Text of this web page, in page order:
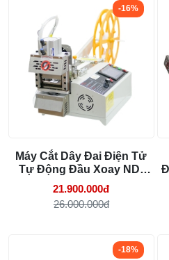
Máy Cắt Dây Đai Điện Tử
Tự Động Đầu Xoay ND-
1000
21.900.000đ
26.000.000đ
-16%
-18%